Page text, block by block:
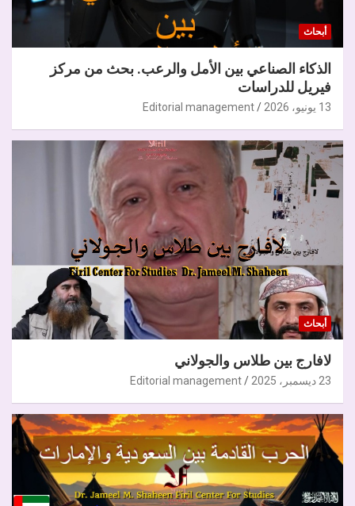
أبحاث
الذكاء الصناعي بين الأمل والرعب. بحث من مركز
فيريل للدراسات
13 يونيو، 2026 Editorial management
أبحاث
لافارج بين طلاس والجولاني
23 ديسمبر، 2025 Editorial management